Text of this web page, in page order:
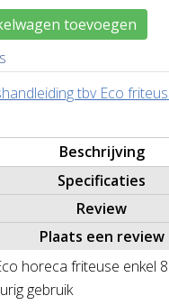
toevoegen
tbv Eco
Beschrijving
Specificaties
Review
Plaats een review
horeca friteuse enkel
gebruik